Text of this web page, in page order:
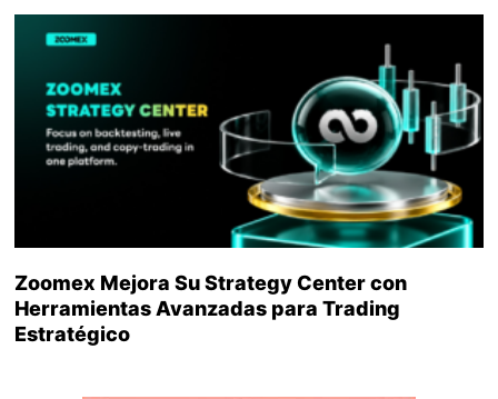
Zoomex Mejora Su Strategy Center con
Herramientas Avanzadas para Trading
Estratégico